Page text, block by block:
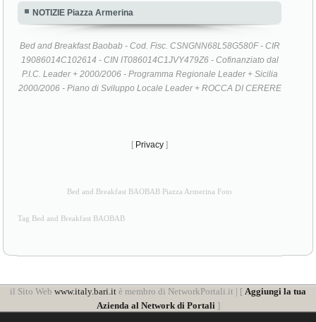
NOTIZIE Piazza Armerina
Bed and Breakfast Baobab - Cod. Fisc. CSNGNN68L58G580F - CIR
19086014C102614 - CIN IT086014C1JVY479Z6 - Cofinanziato dal
P.I.C. Leader + 2000/2006 - Programma Regionale Leader + Sicilia
2000/2006 - Piano di Sviluppo Locale Leader + ROCCA DI CERERE
[ Privacy ]
Bed and Breakfast BAOBAB Piazza Armerina Foto
Tag Bed and Breakfast BAOBAB
il Sito Web www.italy.bari.it è membro di NetworkPortali.it | [ Aggiungi la tua
Azienda al Network di Portali ]